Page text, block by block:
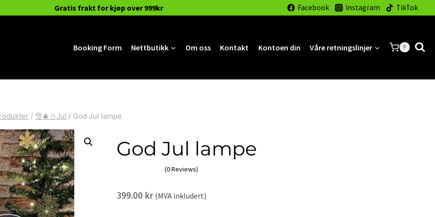
Gratis frakt for kjøp over 999kr Facebook Instagram TikTok
Booking Form Nettbutikk Om oss Kontakt Kontoen din Våre retningslinjer 0
/ 🎅🎄⛄Jul / God Jul lampe
God Jul lampe
(0 Reviews)
399.00 kr (MVA inkludert)